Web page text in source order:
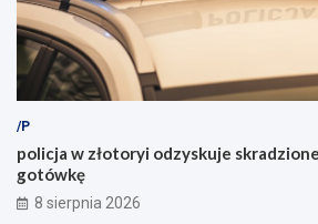
/P
policja w złotoryi odzyskuje
gotówkę
8 sierpnia 2026